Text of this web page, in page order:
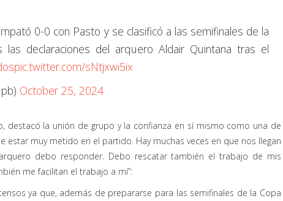
0-0 con Pasto y se clasificó a las semifinales de la
declaraciones del arquero Aldair Quintana tras el
pic.twitter.com/sNtjxwi5ix
October 25, 2024
destacó la unión de grupo y la confianza en sí mismo como una de
estar muy metido en el partido. Hay muchas veces en que nos llegan
debo responder. Debo rescatar también el trabajo de mis
me facilitan el trabajo a mí”:
ya que, además de prepararse para las semifinales de la Copa